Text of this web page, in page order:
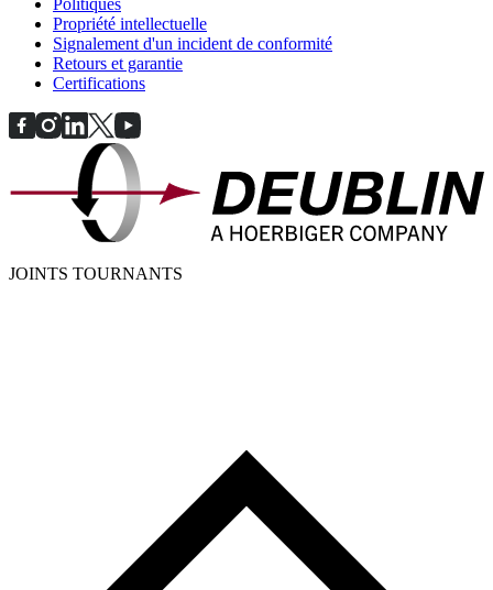
Politiques
Propriété intellectuelle
Signalement d'un incident de conformité
Retours et garantie
Certifications
JOINTS TOURNANTS